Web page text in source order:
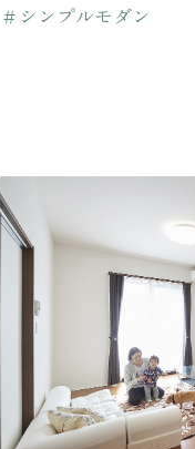
＃シンプルモダン